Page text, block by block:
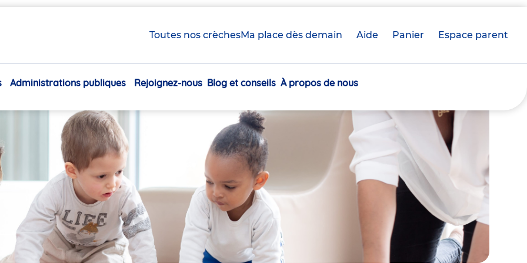
Toutes nos crèchesMa place dès demain Aide Panier crèche(s)
Espace parent
Navigation
Administrations publiques Rejoignez-nous Blog et conseils À propos de nous